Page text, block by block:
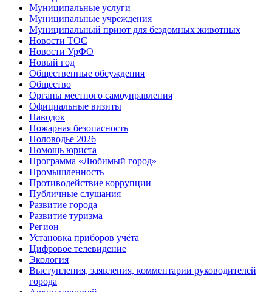
Муниципальные услуги
Муниципальные учреждения
Муниципальный приют для бездомных животных
Новости ТОС
Новости УрФО
Новый год
Общественные обсуждения
Общество
Органы местного самоуправления
Официальные визиты
Паводок
Пожарная безопасность
Половодье 2026
Помощь юриста
Программа «Любимый город»
Промышленность
Противодействие коррупции
Публичные слушания
Развитие города
Развитие туризма
Регион
Установка приборов учёта
Цифровое телевидение
Экология
Выступления, заявления, комментарии руководителей
города